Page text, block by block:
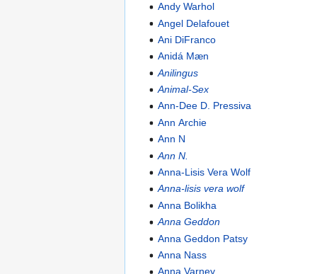
Andy Warhol
Angel Delafouet
Ani DiFranco
Anidá Mæn
Anilingus
Animal-Sex
Ann-Dee D. Pressiva
Ann Archie
Ann N
Ann N.
Anna-Lisis Vera Wolf
Anna-lisis vera wolf
Anna Bolikha
Anna Geddon
Anna Geddon Patsy
Anna Nass
Anna Varney